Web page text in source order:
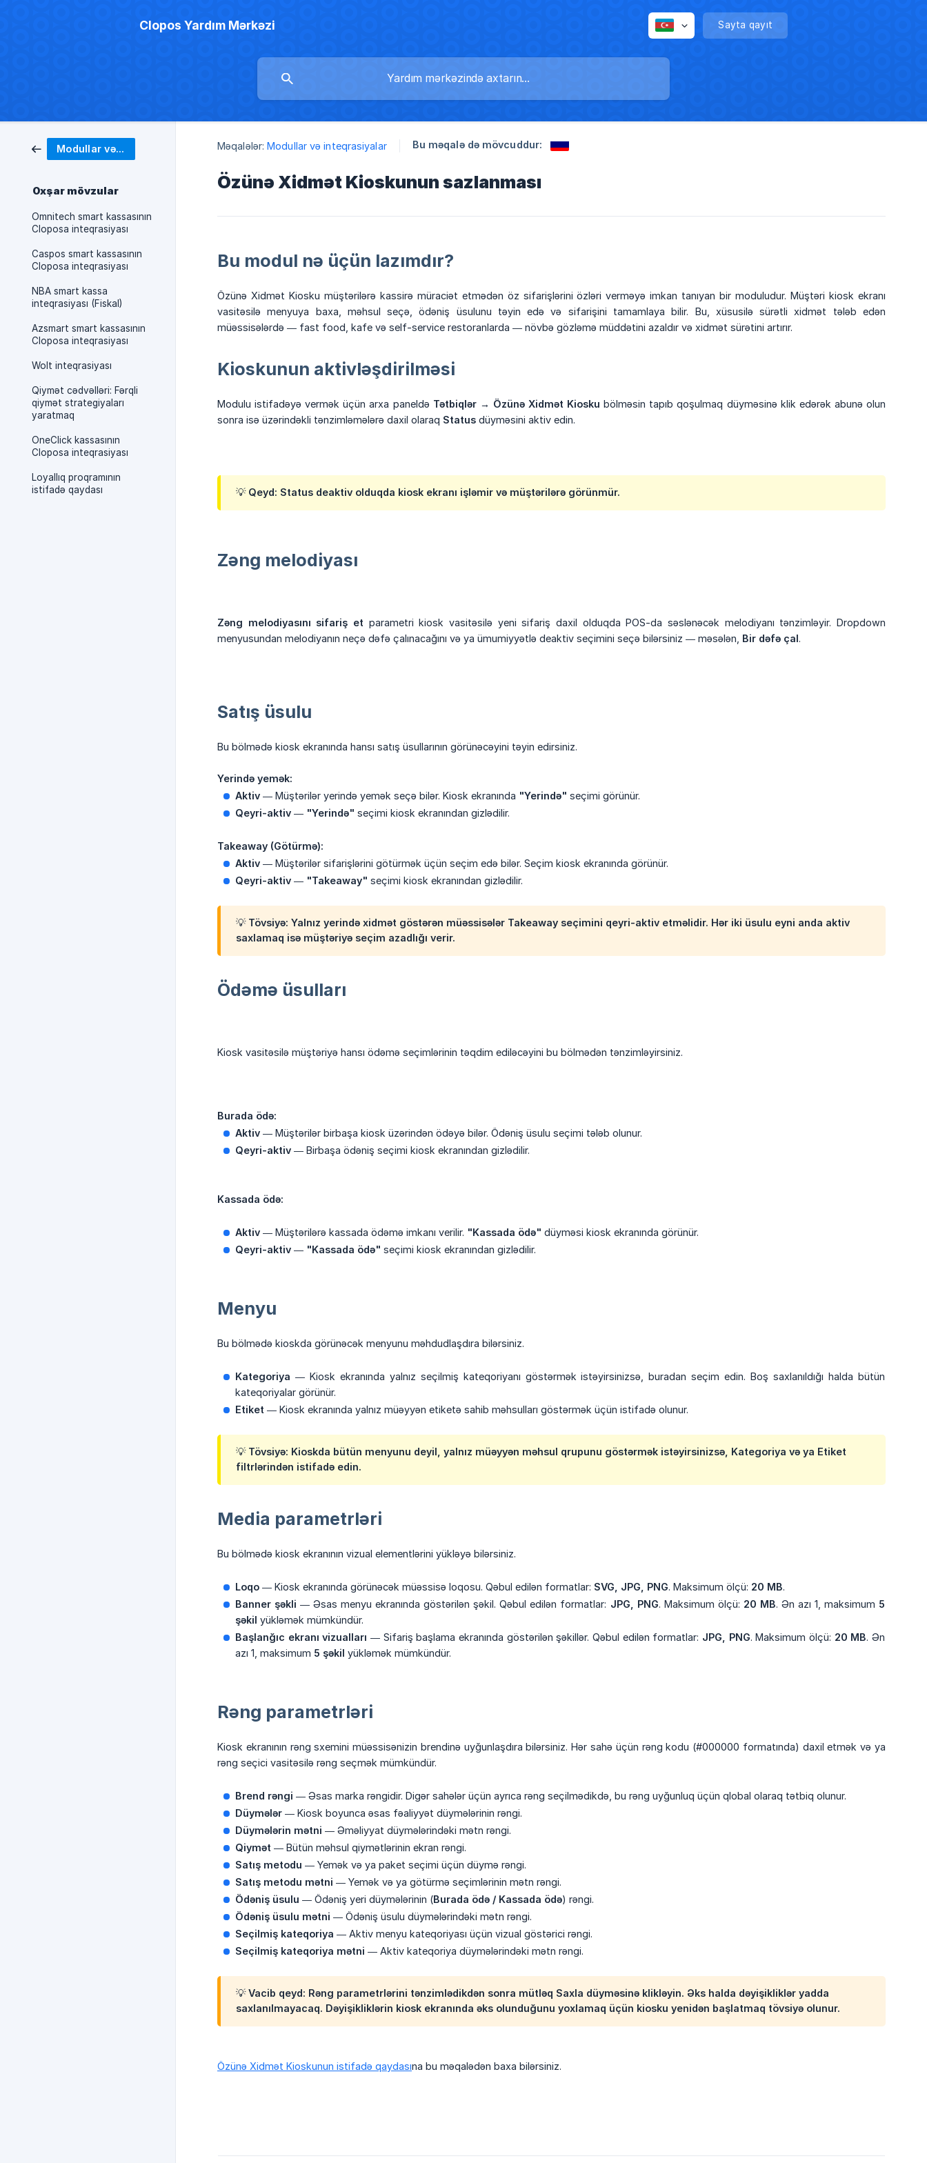
Clopos Yardım Mərkəzi Sayta qayıt
Modullar və inteqrasiyalar
Oxşar mövzular
Omnitech smart kassasının
Cloposa inteqrasiyası
Caspos smart kassasının
Cloposa inteqrasiyası
NBA smart kassa
inteqrasiyası (Fiskal)
Azsmart smart kassasının
Cloposa inteqrasiyası
Wolt inteqrasiyası
Qiymət cədvəlləri: Fərqli
qiymət strategiyaları
yaratmaq
OneClick kassasının
Cloposa inteqrasiyası
Loyallıq proqramının
istifadə qaydası
Məqalələr: Modullar və inteqrasiyalar Bu məqalə də mövcuddur:
Özünə Xidmət Kioskunun sazlanması
Bu modul nə üçün lazımdır?
Özünə Xidmət Kiosku müştərilərə kassirə müraciət etmədən öz sifarişlərini özləri verməyə imkan tanıyan bir moduludur. Müştəri kiosk ekranı
vasitəsilə menyuya baxa, məhsul seçə, ödəniş üsulunu təyin edə və sifarişini tamamlaya bilir. Bu, xüsusilə sürətli xidmət tələb edən
müəssisələrdə — fast food, kafe və self-service restoranlarda — növbə gözləmə müddətini azaldır və xidmət sürətini artırır.
Kioskunun aktivləşdirilməsi
Modulu istifadəyə vermək üçün arxa paneldə Tətbiqlər → Özünə Xidmət Kiosku bölməsin tapıb qoşulmaq düyməsinə klik edərək abunə olun
sonra isə üzərindəkli tənzimləmələrə daxil olaraq Status düyməsini aktiv edin.
💡 Qeyd: Status deaktiv olduqda kiosk ekranı işləmir və müştərilərə görünmür.
Zəng melodiyası
Zəng melodiyasını sifariş et parametri kiosk vasitəsilə yeni sifariş daxil olduqda POS-da səslənəcək melodiyanı tənzimləyir. Dropdown
menyusundan melodiyanın neçə dəfə çalınacağını və ya ümumiyyətlə deaktiv seçimini seçə bilərsiniz — məsələn, Bir dəfə çal.
Satış üsulu
Bu bölmədə kiosk ekranında hansı satış üsullarının görünəcəyini təyin edirsiniz.
Yerində yemək:
Aktiv — Müştərilər yerində yemək seçə bilər. Kiosk ekranında "Yerində" seçimi görünür.
Qeyri-aktiv — "Yerində" seçimi kiosk ekranından gizlədilir.
Takeaway (Götürmə):
Aktiv — Müştərilər sifarişlərini götürmək üçün seçim edə bilər. Seçim kiosk ekranında görünür.
Qeyri-aktiv — "Takeaway" seçimi kiosk ekranından gizlədilir.
💡 Tövsiyə: Yalnız yerində xidmət göstərən müəssisələr Takeaway seçimini qeyri-aktiv etməlidir. Hər iki üsulu eyni anda aktiv
saxlamaq isə müştəriyə seçim azadlığı verir.
Ödəmə üsulları
Kiosk vasitəsilə müştəriyə hansı ödəmə seçimlərinin təqdim ediləcəyini bu bölmədən tənzimləyirsiniz.
Burada ödə:
Aktiv — Müştərilər birbaşa kiosk üzərindən ödəyə bilər. Ödəniş üsulu seçimi tələb olunur.
Qeyri-aktiv — Birbaşa ödəniş seçimi kiosk ekranından gizlədilir.
Kassada ödə:
Aktiv — Müştərilərə kassada ödəmə imkanı verilir. "Kassada ödə" düyməsi kiosk ekranında görünür.
Qeyri-aktiv — "Kassada ödə" seçimi kiosk ekranından gizlədilir.
Menyu
Bu bölmədə kioskda görünəcək menyunu məhdudlaşdıra bilərsiniz.
Kategoriya — Kiosk ekranında yalnız seçilmiş kateqoriyanı göstərmək istəyirsinizsə, buradan seçim edin. Boş saxlanıldığı halda bütün
kateqoriyalar görünür.
Etiket — Kiosk ekranında yalnız müəyyən etiketə sahib məhsulları göstərmək üçün istifadə olunur.
💡 Tövsiyə: Kioskda bütün menyunu deyil, yalnız müəyyən məhsul qrupunu göstərmək istəyirsinizsə, Kategoriya və ya Etiket
filtrlərindən istifadə edin.
Media parametrləri
Bu bölmədə kiosk ekranının vizual elementlərini yükləyə bilərsiniz.
Loqo — Kiosk ekranında görünəcək müəssisə loqosu. Qəbul edilən formatlar: SVG, JPG, PNG. Maksimum ölçü: 20 MB.
Banner şəkli — Əsas menyu ekranında göstərilən şəkil. Qəbul edilən formatlar: JPG, PNG. Maksimum ölçü: 20 MB. Ən azı 1, maksimum 5
şəkil yükləmək mümkündür.
Başlanğıc ekranı vizualları — Sifariş başlama ekranında göstərilən şəkillər. Qəbul edilən formatlar: JPG, PNG. Maksimum ölçü: 20 MB. Ən
azı 1, maksimum 5 şəkil yükləmək mümkündür.
Rəng parametrləri
Kiosk ekranının rəng sxemini müəssisənizin brendinə uyğunlaşdıra bilərsiniz. Hər sahə üçün rəng kodu (#000000 formatında) daxil etmək və ya
rəng seçici vasitəsilə rəng seçmək mümkündür.
Brend rəngi — Əsas marka rəngidir. Digər sahələr üçün ayrıca rəng seçilmədikdə, bu rəng uyğunluq üçün qlobal olaraq tətbiq olunur.
Düymələr — Kiosk boyunca əsas fəaliyyət düymələrinin rəngi.
Düymələrin mətni — Əməliyyat düymələrindəki mətn rəngi.
Qiymət — Bütün məhsul qiymətlərinin ekran rəngi.
Satış metodu — Yemək və ya paket seçimi üçün düymə rəngi.
Satış metodu mətni — Yemək və ya götürmə seçimlərinin mətn rəngi.
Ödəniş üsulu — Ödəniş yeri düymələrinin (Burada ödə / Kassada ödə) rəngi.
Ödəniş üsulu mətni — Ödəniş üsulu düymələrindəki mətn rəngi.
Seçilmiş kateqoriya — Aktiv menyu kateqoriyası üçün vizual göstərici rəngi.
Seçilmiş kateqoriya mətni — Aktiv kateqoriya düymələrindəki mətn rəngi.
💡Vacib qeyd: Rəng parametrlərini tənzimlədikdən sonra mütləq Saxla düyməsinə klikləyin. Əks halda dəyişikliklər yadda
saxlanılmayacaq. Dəyişikliklərin kiosk ekranında əks olunduğunu yoxlamaq üçün kiosku yenidən başlatmaq tövsiyə olunur.
Özünə Xidmət Kioskunun istifadə qaydasına bu məqalədən baxa bilərsiniz.